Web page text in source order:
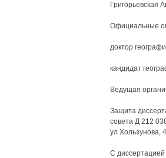
Григорьевская
Официальные
доктор
кандидат
Ведущая
Защита
совета Д 212
ул Хользунова,
С диссертацией